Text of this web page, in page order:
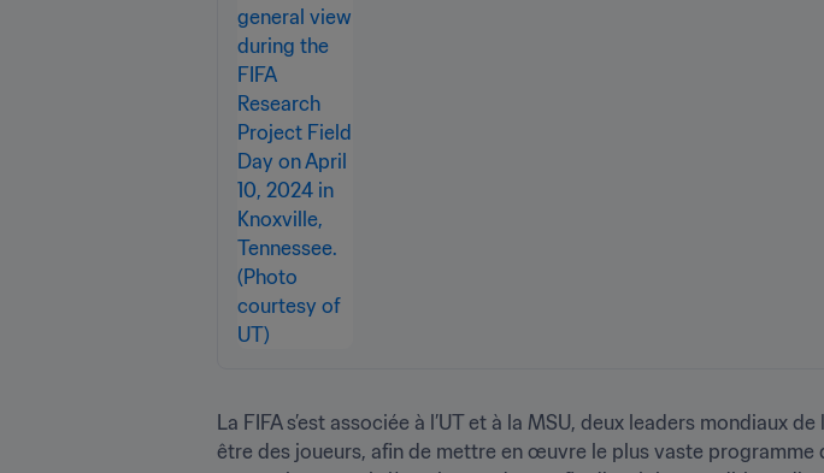
La FIFA s’est associée à l’UT et à la MSU, deux leaders mondiaux
être des joueurs, afin de mettre en œuvre le plus vaste programme